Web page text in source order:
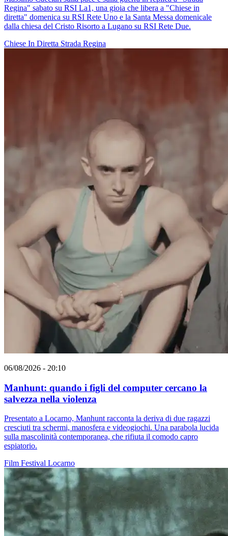
Regina" sabato su RSI La1, una gioia che libera a "Chiese in
diretta" domenica su RSI Rete Uno e la Santa Messa domenicale
dalla chiesa del Cristo Risorto a Lugano su RSI Rete Due.
Chiese In Diretta Strada Regina
06/08/2026 - 20:10
Manhunt: quando i figli del computer cercano la
salvezza nella violenza
Presentato a Locarno, Manhunt racconta la deriva di due ragazzi
cresciuti tra schermi, manosfera e videogiochi. Una parabola lucida
sulla mascolinità contemporanea, che rifiuta il comodo capro
espiatorio.
Film Festival Locarno